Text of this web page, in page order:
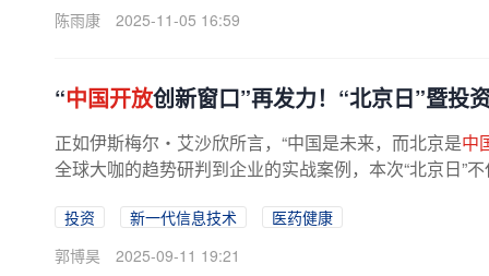
陈雨康
2025-11-05 16:59
“中国开放创新窗口”再发力！“北京日”暨投
正如伊斯梅尔・艾沙欣所言，“中国是未来，而北京是中
全球大咖的趋势研判到企业的实战案例，本次“北京日”
投资 新一代信息技术
医药健康
郭博昊
2025-09-11 19:21